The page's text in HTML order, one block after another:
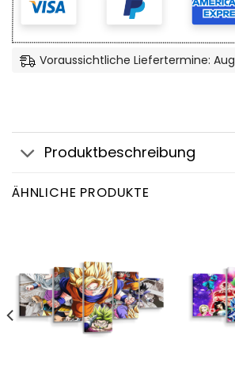
Voraussichtliche Liefertermine:
Produktbeschreibung
ÄHNLICHE PRODUKTE